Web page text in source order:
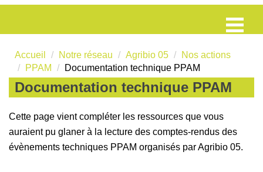
Accueil Notre réseau Agribio 05
Nos actions
PPAM
Documentation technique PPAM
Documentation technique PPAM
Cette page vient compléter les ressources que vous
auraient pu glaner à la lecture des comptes-rendus des
évènements techniques PPAM organisés par Agribio 05.